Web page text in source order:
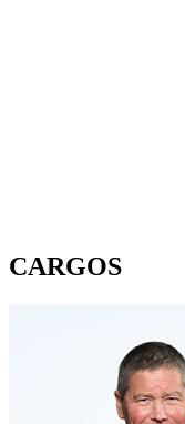
CARGOS